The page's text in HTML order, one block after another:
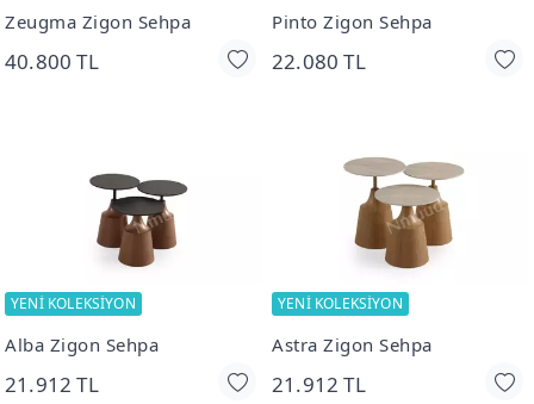
Zeugma Zigon Sehpa
40.800 TL
Pinto Zigon Sehpa
22.080 TL
YENİ KOLEKSİYON
Alba Zigon Sehpa
21.912 TL
YENİ KOLEKSİYON
Astra Zigon Sehpa
21.912 TL